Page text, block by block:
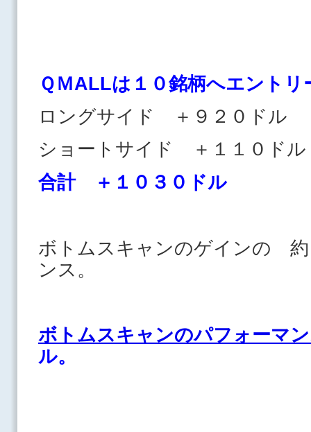
ＱＭALLは１０銘柄へエントリ
ロングサイド ＋９２０ドル
ショートサイド ＋１１０
合計 ＋１０３０ドル
ボトムスキャンのゲインの
ンス。
ボトムスキャンのパフォーマ
ル。